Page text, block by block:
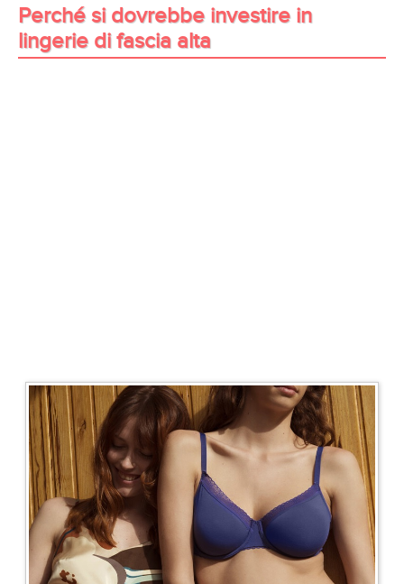
Perché si dovrebbe investire in
lingerie di fascia alta